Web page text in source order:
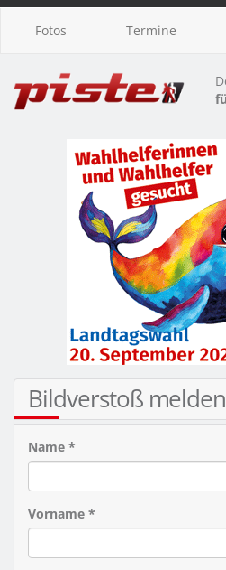
Fotos Termine
Bildverstoß melden
Name *
Vorname *